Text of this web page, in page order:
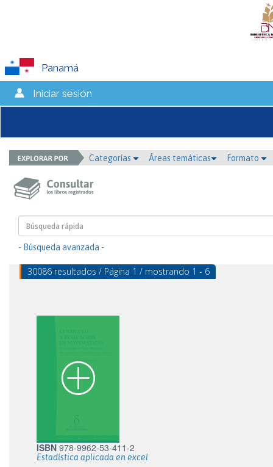
Panamá
Iniciar sesión
Categorías Áreas temáticas Formato
- Búsqueda avanzada -
30086 resultados / Página 1 / mostrando 1 - 6
ISBN 978-9962-53-411-2
Estadística aplicada en excel